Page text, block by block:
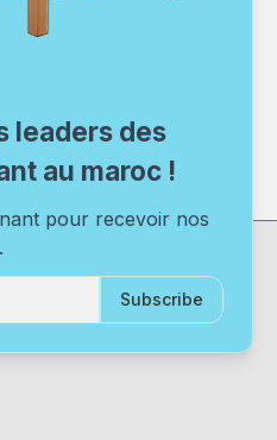
leaders des
au maroc !
pour recevoir nos
Subscribe